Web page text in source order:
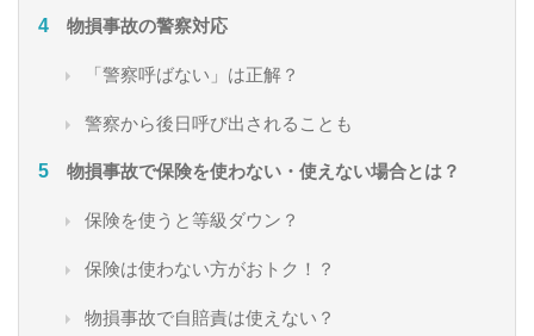
物損事故の警察対応
「警察呼ばない」は正解？
警察から後日呼び出されることも
物損事故で保険を使わない・使えない場合とは？
保険を使うと等級ダウン？
保険は使わない方がおトク！？
物損事故で自賠責は使えない？